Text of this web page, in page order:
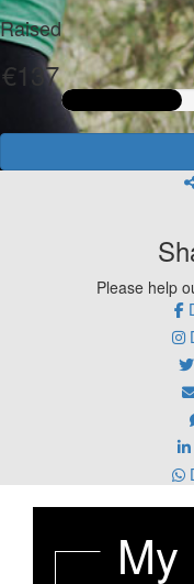
Raised
€137
Please help